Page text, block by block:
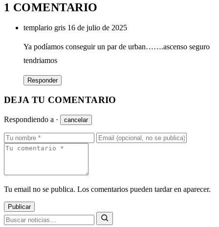
1 COMENTARIO
templario gris 16 de julio de 2025
Ya podíamos conseguir un par de urban…….ascenso seguro
tendriamos
Responder
DEJA TU COMENTARIO
Respondiendo a · cancelar
Tu email no se publica. Los comentarios pueden tardar en aparecer.
Publicar